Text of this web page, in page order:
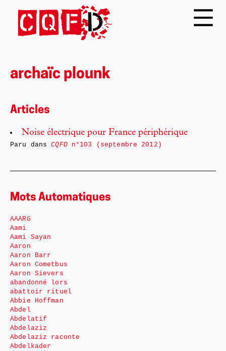
archaïc plounk
Articles
Noise électrique pour France périphérique
Paru dansCQFDn°103 (septembre 2012)
Mots Automatiques
AAARG
Aami
Aami Sayan
Aaron
Aaron Barr
Aaron Cometbus
Aaron Sievers
abandonné lors
abattoir rituel
Abbie Hoffman
Abdel
Abdelatif
Abdelaziz
Abdelaziz raconte
Abdelkader